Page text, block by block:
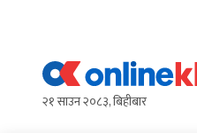
content२१ साउन २०८३, बिहीबार